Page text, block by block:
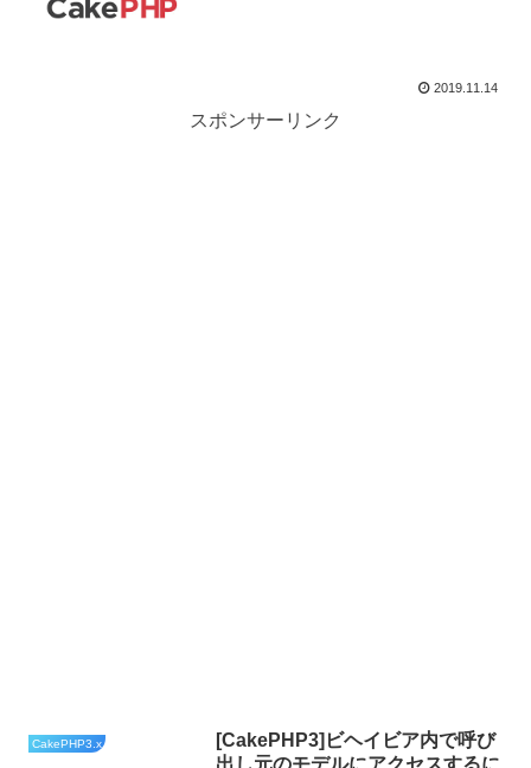
2019.11.14
スポンサーリンク
CakePHP3.x
[CakePHP3]ビヘイビア内で呼び